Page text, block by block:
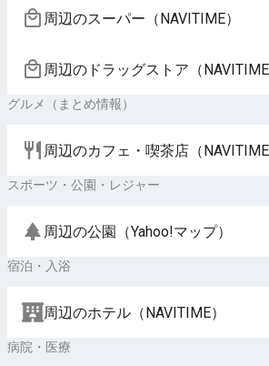
周辺のスーパー（NAVITIME）
周辺のドラッグストア（NAVITIME
グルメ（まとめ情報）
周辺のカフェ・喫茶店（NAVITIME
スポーツ・公園・レジャー
周辺の公園（Yahoo!マップ）
宿泊・入浴
周辺のホテル（NAVITIME）
病院・医療